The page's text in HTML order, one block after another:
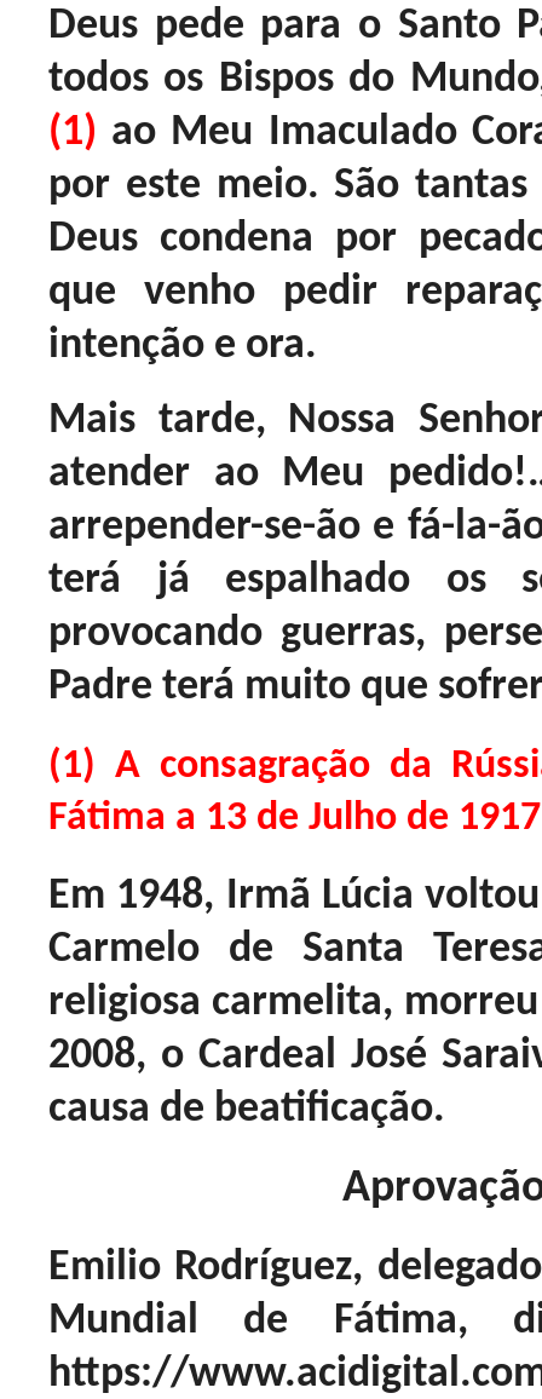
Deus pede para o Santo
todos os Bispos do
(1) ao Meu Imaculado
por este meio. São
Deus condena por
que venho pedir
intenção e ora.
Mais tarde, Nossa
atender ao Meu
arrepender-se-ão e fá-la-
terá já espalhado os
provocando guerras,
Padre terá muito que
(1) A consagração da
Fátima a 13 de Julho de
Em 1948, Irmã Lúcia
Carmelo de Santa
religiosa carmelita,
2008, o Cardeal José
causa de beatificação.
Emilio Rodríguez,
Mundial de Fátima,
https://